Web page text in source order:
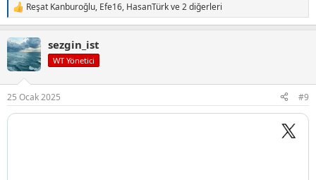
T
e
k
i
l
:
Reşat Kanburoğlu, Efe16, HasanTürkve 2 diğerleri
sezgin_ist
WT Yönetici
25 Ocak 2025 #9